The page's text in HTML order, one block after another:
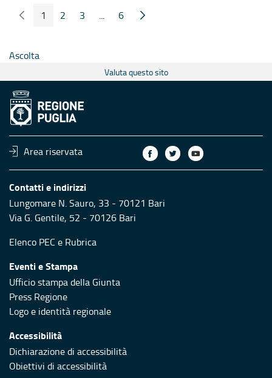
Pagina Precedente
Pagina
1 Pagina
2 Pagina
3 ...
Pagine intermedie
Pagina
6 Pagina Seguente
Ascolta
Valuta questo sito
Area riservata
Contatti e indirizzi
Lungomare N. Sauro, 33 - 70121 Bari
Via G. Gentile, 52 - 70126 Bari
Elenco PEC e Rubrica
Eventi e Stampa
Ufficio stampa della Giunta
Press Regione
Logo e identità regionale
Accessibilità
Dichiarazione di accessibilità
Obiettivi di accessibilità